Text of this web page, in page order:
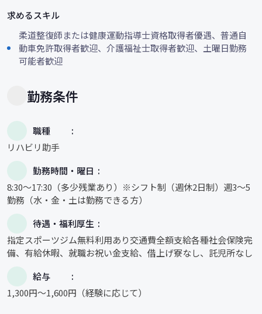
求めるスキル
柔道整復師または健康運動指導士資格取得者優遇、普通自
動車免許取得者歓迎、介護福祉士取得者歓迎、土曜日勤務
可能者歓迎
勤務条件
職種
リハビリ助手
勤務時間・曜日
8:30～17:30（多少残業あり）※シフト制（週休2日制）週3～5
勤務（水・金・土は勤務できる方）
待遇・福利厚生
指定スポーツジム無料利用あり交通費全額支給各種社会保険完
備、有給休暇、就職お祝い金支給、借上げ寮なし、託児所なし
給与
1,300円～1,600円（経験に応じて）